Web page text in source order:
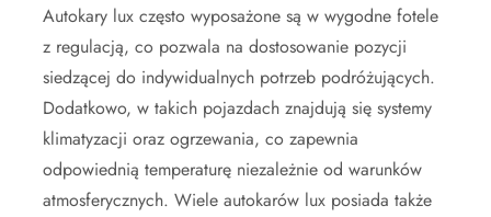
Autokary lux często wyposażone są w wygodne fotele
z regulacją, co pozwala na dostosowanie pozycji
siedzącej do indywidualnych potrzeb podróżujących.
Dodatkowo, w takich pojazdach znajdują się systemy
klimatyzacji oraz ogrzewania, co zapewnia
odpowiednią temperaturę niezależnie od warunków
atmosferycznych. Wiele autokarów lux posiada także